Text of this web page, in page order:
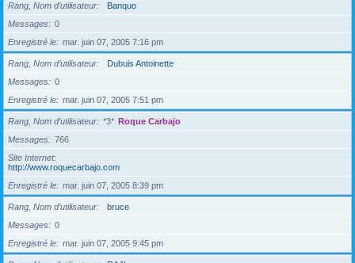
Rang, Nom d’utilisateur
Banquo
Messages
0
Enregistré le
mar. juin 07, 2005 7:16 pm
Rang, Nom d’utilisateur
Dubuis Antoinette
Messages
0
Enregistré le
mar. juin 07, 2005 7:51 pm
Rang, Nom d’utilisateur *3* Roque Carbajo
Messages
766
Site Internet
http://www.roquecarbajo.com
Enregistré le
mar. juin 07, 2005 8:39 pm
Rang, Nom d’utilisateur
bruce
Messages
0
Enregistré le
mar. juin 07, 2005 9:45 pm